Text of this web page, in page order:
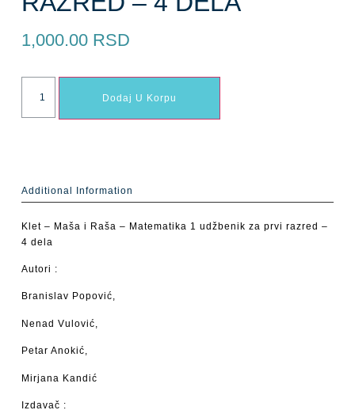
1,000.00 RSD
Dodaj U Korpu
Additional Information
Klet – Maša i Raša – Matematika 1 udžbenik za prvi razred –
4 dela
Autori :
Branislav Popović,
Nenad Vulović,
Petar Anokić,
Mirjana Kandić
Izdavač :